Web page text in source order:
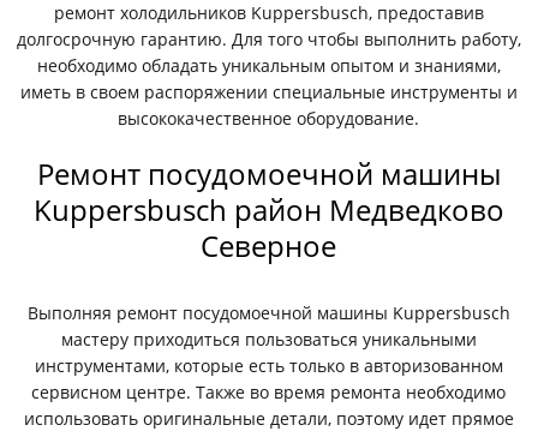
ремонт холодильников Kuppersbusch, предоставив
долгосрочную гарантию. Для того чтобы выполнить работу,
необходимо обладать уникальным опытом и знаниями,
иметь в своем распоряжении специальные инструменты и
высококачественное оборудование.
Ремонт посудомоечной машины
Kuppersbusch район Медведково
Северное
Выполняя ремонт посудомоечной машины Kuppersbusch
мастеру приходиться пользоваться уникальными
инструментами, которые есть только в авторизованном
сервисном центре. Также во время ремонта необходимо
использовать оригинальные детали, поэтому идет прямое